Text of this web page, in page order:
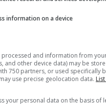
Fundal
Cu imagine de fundal
Cu culoare de fundal
Fără fundal: text
information on a device
and information from
and other device data) may be
750 partners, or used specifically
use precise geolocation data.
your personal data on the basis of